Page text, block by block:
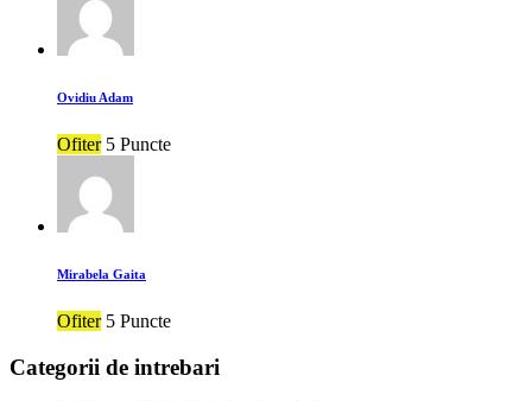
Ovidiu Adam
Ofiter 5 Puncte
Mirabela Gaita
Ofiter 5 Puncte
Categorii de intrebari